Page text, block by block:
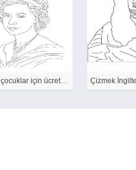
İngiltere çocuklar için ücretsiz yazdırılabilir